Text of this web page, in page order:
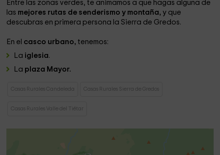
Entre las zonas verdes, te animamos a que hagas alguna de
las mejores rutas de senderismo y montaña, y que
descubras en primera persona la Sierra de Gredos.
En el casco urbano, tenemos:
La iglesia.
La plaza Mayor.
Casas Rurales Candeleda Casas Rurales Sierra de Gredos
Casas Rurales Valle del Tiétar